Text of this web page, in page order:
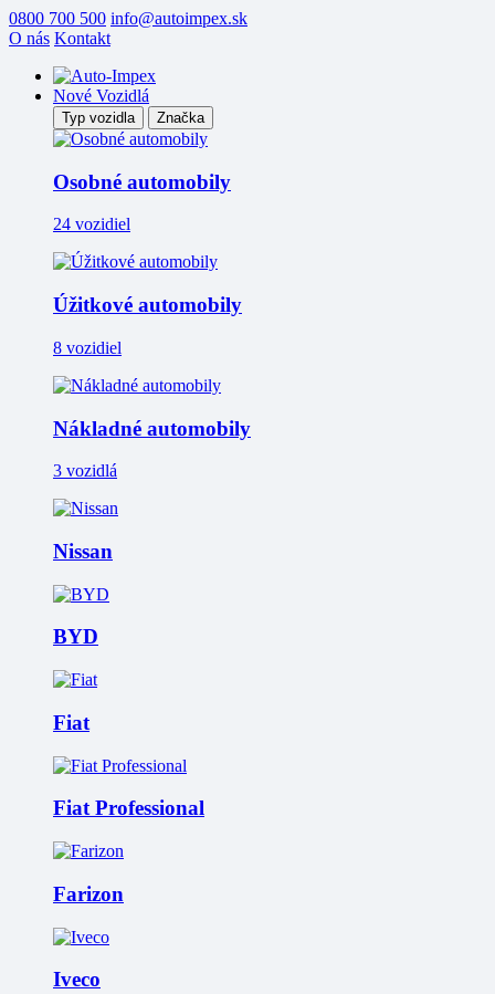
0800 700 500 info@autoimpex.sk
O nás Kontakt
Nové Vozidlá
Typ vozidla Značka
Osobné automobily
24 vozidiel
Úžitkové automobily
8 vozidiel
Nákladné automobily
3 vozidlá
Nissan
BYD
Fiat
Fiat Professional
Farizon
Iveco